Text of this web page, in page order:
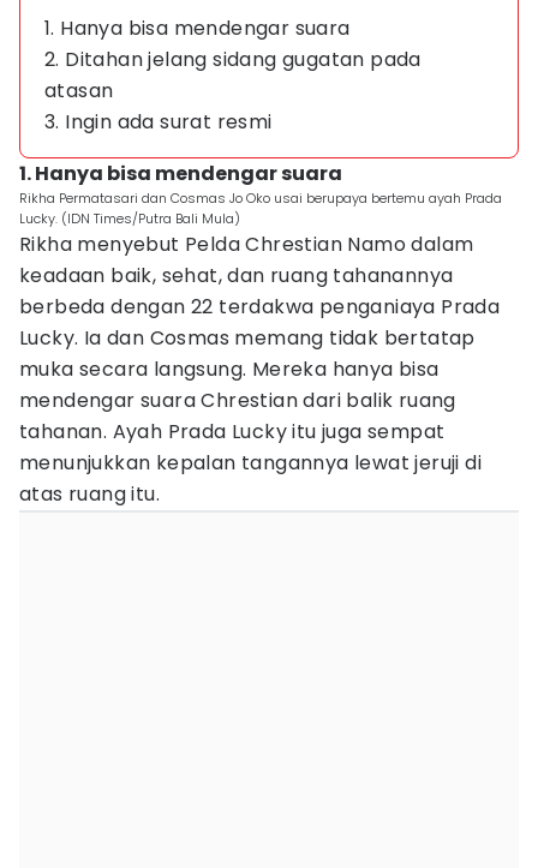
1. Hanya bisa mendengar suara
2. Ditahan jelang sidang gugatan pada
atasan
3. Ingin ada surat resmi
1. Hanya bisa mendengar suara
Rikha Permatasari dan Cosmas Jo Oko usai berupaya bertemu ayah Prada
Lucky. (IDN Times/Putra Bali Mula)
Rikha menyebut Pelda Chrestian Namo dalam
keadaan baik, sehat, dan ruang tahanannya
berbeda dengan 22 terdakwa penganiaya Prada
Lucky. Ia dan Cosmas memang tidak bertatap
muka secara langsung. Mereka hanya bisa
mendengar suara Chrestian dari balik ruang
tahanan. Ayah Prada Lucky itu juga sempat
menunjukkan kepalan tangannya lewat jeruji di
atas ruang itu.